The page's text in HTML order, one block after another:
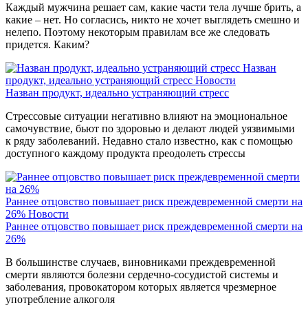
Каждый мужчина решает сам, какие части тела лучше брить, а
какие – нет. Но согласись, никто не хочет выглядеть смешно и
нелепо. Поэтому некоторым правилам все же следовать
придется. Каким?
Назван
продукт, идеально устраняющий стресс Новости
Назван продукт, идеально устраняющий стресс
Стрессовые ситуации негативно влияют на эмоциональное
самочувствие, бьют по здоровью и делают людей уязвимыми
к ряду заболеваний. Недавно стало известно, как с помощью
доступного каждому продукта преодолеть стрессы
Раннее отцовство повышает риск преждевременной смерти на
26% Новости
Раннее отцовство повышает риск преждевременной смерти на
26%
В большинстве случаев, виновниками преждевременной
смерти являются болезни сердечно-сосудистой системы и
заболевания, провокатором которых является чрезмерное
употребление алкоголя